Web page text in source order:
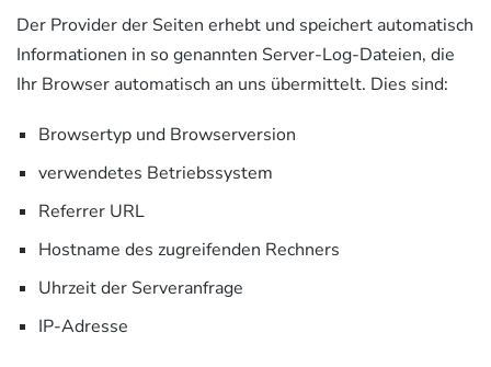
Der Provider der Seiten erhebt und speichert automatisch
Informationen in so genannten Server-Log-Dateien, die
Ihr Browser automatisch an uns übermittelt. Dies sind:
Browsertyp und Browserversion
verwendetes Betriebssystem
Referrer URL
Hostname des zugreifenden Rechners
Uhrzeit der Serveranfrage
IP-Adresse